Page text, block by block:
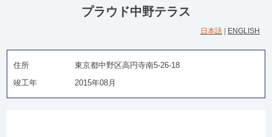
プラウド中野テラス
日本語 ENGLISH
住所
東京都中野区高円寺南5-26-18
竣工年
2015年08月